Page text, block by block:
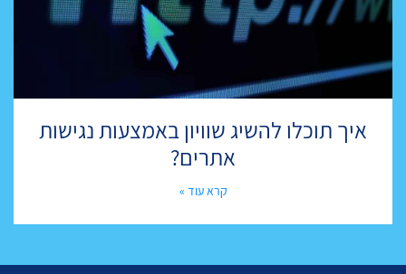
איך תוכלו להשיג שוויון באמצעות נגישות
אתרים?
קרא עוד »